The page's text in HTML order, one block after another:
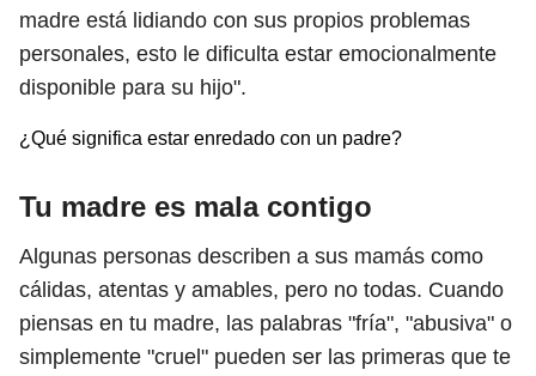
madre está lidiando con sus propios problemas
personales, esto le dificulta estar emocionalmente
disponible para su hijo".
¿Qué significa estar enredado con un padre?
Tu madre es mala contigo
Algunas personas describen a sus mamás como
cálidas, atentas y amables, pero no todas. Cuando
piensas en tu madre, las palabras "fría", "abusiva" o
simplemente "cruel" pueden ser las primeras que te